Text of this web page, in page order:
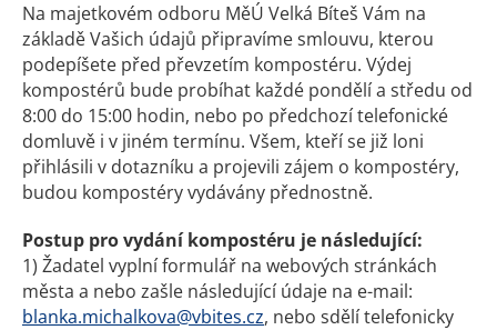
Na majetkovém odboru MěÚ Velká Bíteš Vám na
základě Vašich údajů připravíme smlouvu, kterou
podepíšete před převzetím kompostéru. Výdej
kompostérů bude probíhat každé pondělí a středu od
8:00 do 15:00 hodin, nebo po předchozí telefonické
domluvě i v jiném termínu. Všem, kteří se již loni
přihlásili v dotazníku a projevili zájem o kompostéry,
budou kompostéry vydávány přednostně.
Postup pro vydání kompostéru je následující:
1) Žadatel vyplní formulář na webových stránkách
města a nebo zašle následující údaje na e-mail:
blanka.michalkova@vbites.cz, nebo sdělí telefonicky